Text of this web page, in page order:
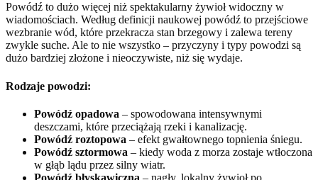
Powódź to dużo więcej niż spektakularny żywioł widoczny w
wiadomościach. Według definicji naukowej powódź to przejściowe
wezbranie wód, które przekracza stan brzegowy i zalewa tereny
zwykle suche. Ale to nie wszystko – przyczyny i typy powodzi są
dużo bardziej złożone i nieoczywiste, niż się wydaje.
Rodzaje powodzi:
Powódź opadowa – spowodowana intensywnymi
deszczami, które przeciążają rzeki i kanalizację.
Powódź roztopowa – efekt gwałtownego topnienia śniegu.
Powódź sztormowa – kiedy woda z morza zostaje wtłoczona
w głąb lądu przez silny wiatr.
Powódź błyskawiczna – nagły, lokalny żywioł po